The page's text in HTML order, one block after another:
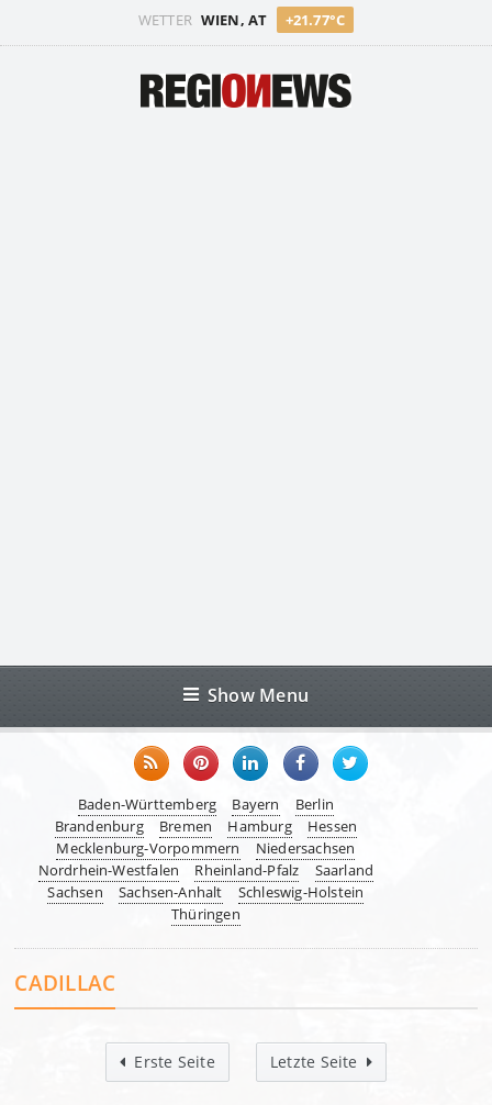
WETTER WIEN, AT +21.77°C
Show Menu
Baden-Württemberg Bayern
Berlin
Brandenburg
Bremen Hamburg
Hessen
Mecklenburg-Vorpommern
Niedersachsen
Nordrhein-Westfalen
Rheinland-Pfalz
Saarland
Sachsen
Sachsen-Anhalt
Schleswig-Holstein
Thüringen
CADILLAC
Erste Seite Letzte Seite